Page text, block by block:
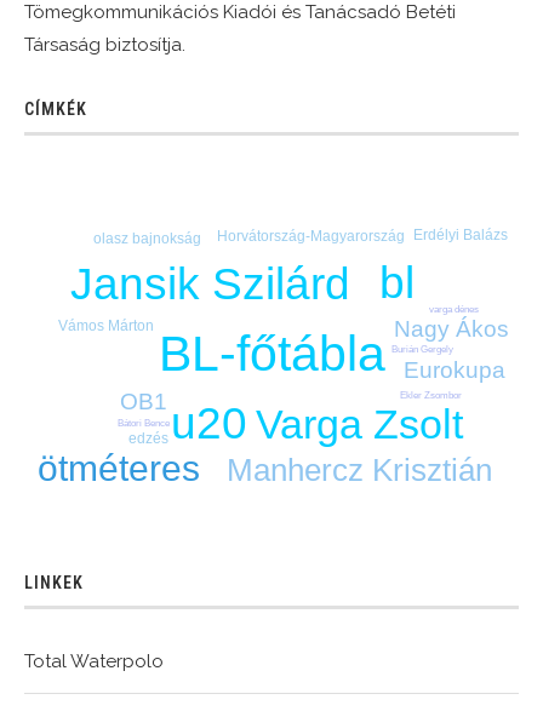
Tömegkommunikációs Kiadói és Tanácsadó Betéti
Társaság biztosítja.
CÍMKÉK
BL-főtábla
bl
Jansik Szilárd
u20 Varga Zsolt
ötméteres Manhercz Krisztián
Eurokupa
Nagy Ákos
OB1
edzés
Erdélyi Balázs
Horvátország-Magyarország
olasz bajnokság
Vámos Márton
Burián Gergely
Bátori Bence
Ekler Zsombor
varga dénes
LINKEK
Total Waterpolo